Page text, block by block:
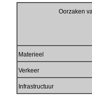
Oorzaken
Materieel
Verkeer
Infrastructuur